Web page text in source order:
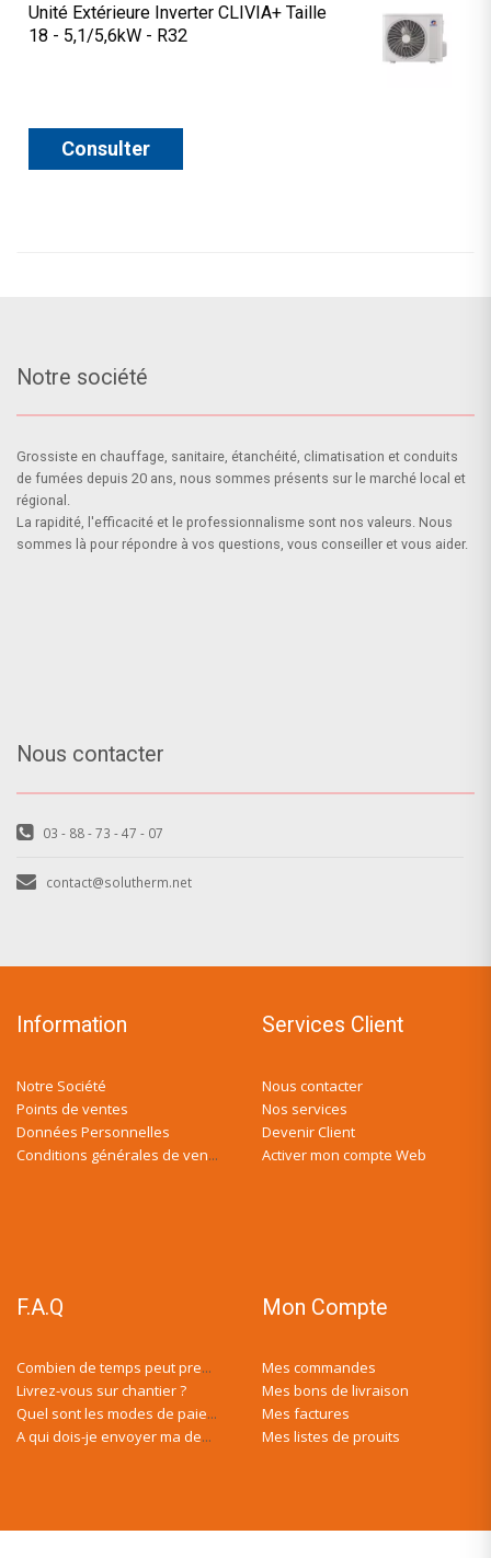
Unité Extérieure Inverter CLIVIA+ Taille
18 - 5,1/5,6kW - R32
Consulter
Notre société
Grossiste en chauffage, sanitaire, étanchéité, climatisation et conduits
de fumées depuis 20 ans, nous sommes présents sur le marché local et
régional.
La rapidité, l'efficacité et le professionnalisme sont nos valeurs. Nous
sommes là pour répondre à vos questions, vous conseiller et vous aider.
Nous contacter
03 - 88 - 73 - 47 - 07
contact@solutherm.net
Information
Notre Société
Points de ventes
Données Personnelles
Conditions générales de ventes
Services Client
Nous contacter
Nos services
Devenir Client
Activer mon compte Web
F.A.Q
Combien de temps peut prendre ma demande de devis ?
Livrez-vous sur chantier ?
Quel sont les modes de paiement ?
A qui dois-je envoyer ma demande de devis ?
Mon Compte
Mes commandes
Mes bons de livraison
Mes factures
Mes listes de prouits